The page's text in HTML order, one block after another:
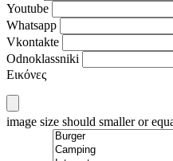
Youtube
Whatsapp
Vkontakte
Odnoklassniki
Εικόνες
image size should smaller or